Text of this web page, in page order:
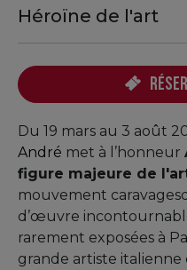
Héroïne de l'art
Du 19 mars au 3 août
André met à l’honneur
figure majeure de
mouvement
d’œuvre
rarement exposées à
grande artiste italienne